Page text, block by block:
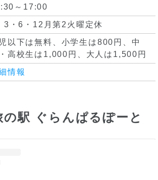
～17:00
3・6・12月第2火曜定休
以下は無料、小学生は800円、中
高校生は1,000円、大人は1,500円
情報
駅 ぐらんぱるぽーと